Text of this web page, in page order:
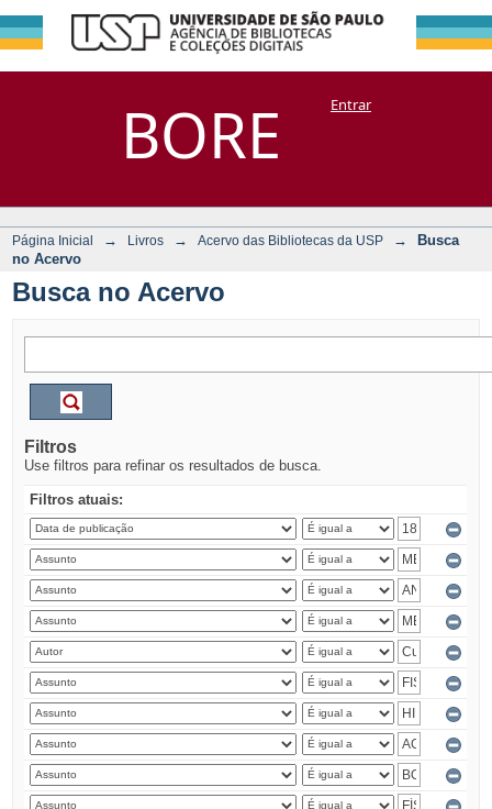
BORE
Busca no Acervo
DSpace/Manakin + CoriscoEntrar
Página Inicial → Livros → Acervo das Bibliotecas da USP →
Busca
no Acervo
Busca no Acervo
Filtros
Use filtros para refinar os resultados de busca.
Filtros atuais: